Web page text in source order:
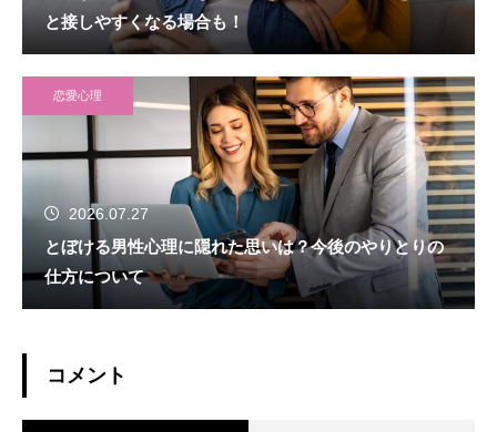
と接しやすくなる場合も！
恋愛心理
2026.07.27
とぼける男性心理に隠れた思いは？今後のやりとりの
仕方について
コメント